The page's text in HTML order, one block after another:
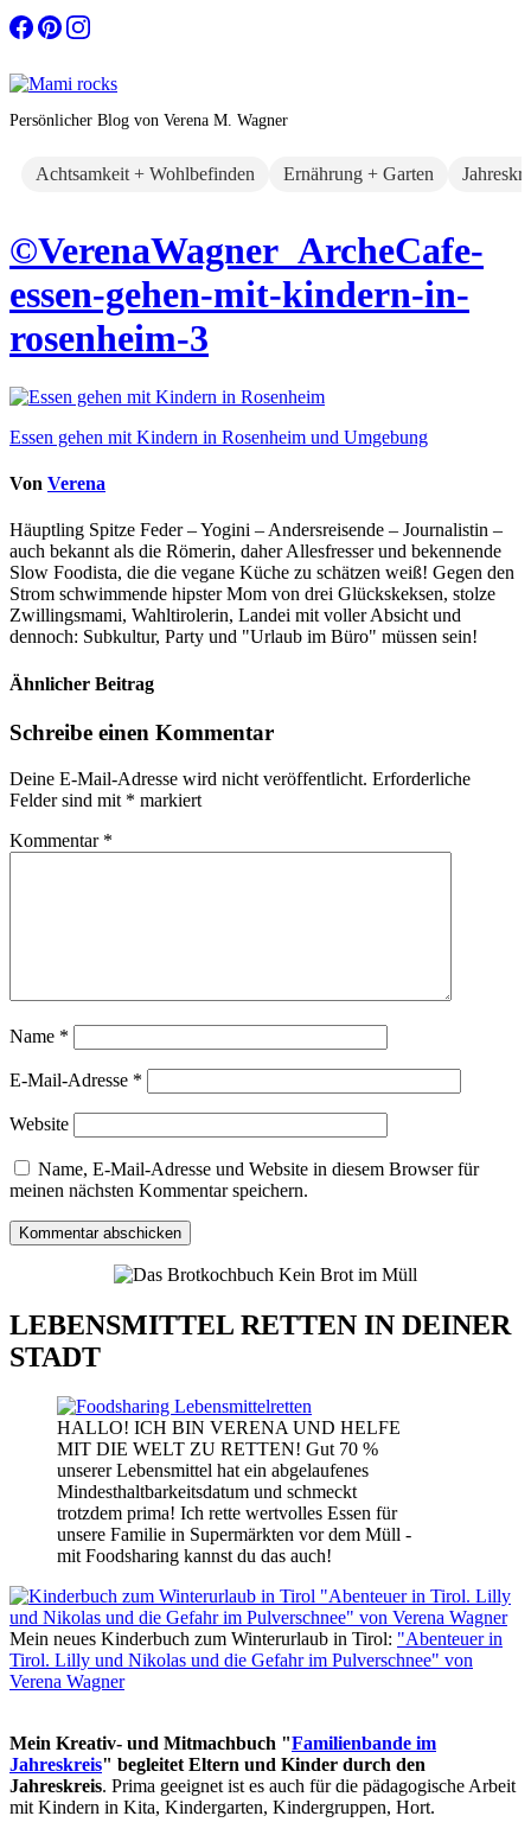
Zum
Inhalt
Persönlicher Blog von Verena M. Wagner
Achtsamkeit + Wohlbefinden Ernährung + Garten
©VerenaWagner_ArcheCafe-
essen-gehen-mit-kindern-in-
rosenheim-3
Beitragsnavigation
Essen gehen mit Kindern in Rosenheim und Umgebung
Von Verena
Häuptling Spitze Feder – Yogini – Andersreisende – Journalistin –
auch bekannt als die Römerin, daher Allesfresser und bekennende
Slow Foodista, die die vegane Küche zu schätzen weiß! Gegen den
Strom schwimmende hipster Mom von drei Glückskeksen, stolze
Zwillingsmami, Wahltirolerin, Landei mit voller Absicht und
dennoch: Subkultur, Party und "Urlaub im Büro" müssen sein!
Ähnlicher Beitrag
Schreibe einen Kommentar
Deine E-Mail-Adresse wird nicht veröffentlicht. Erforderliche
Felder sind mit * markiert
Kommentar *
Name *
E-Mail-Adresse *
Website
Name, E-Mail-Adresse und Website in diesem Browser für
meinen nächsten Kommentar speichern.
LEBENSMITTEL RETTEN IN DEINER
STADT
HALLO! ICH BIN VERENA UND HELFE
MIT DIE WELT ZU RETTEN! Gut 70 %
unserer Lebensmittel hat ein abgelaufenes
Mindesthaltbarkeitsdatum und schmeckt
trotzdem prima! Ich rette wertvolles Essen für
unsere Familie in Supermärkten vor dem Müll -
mit Foodsharing kannst du das auch!
Mein neues Kinderbuch zum Winterurlaub in Tirol: "Abenteuer in
Tirol. Lilly und Nikolas und die Gefahr im Pulverschnee" von
Verena Wagner
Mein Kreativ- und Mitmachbuch "Familienbande im
Jahreskreis" begleitet Eltern und Kinder durch den
Jahreskreis. Prima geeignet ist es auch für die pädagogische Arbeit
mit Kindern in Kita, Kindergarten, Kindergruppen, Hort.